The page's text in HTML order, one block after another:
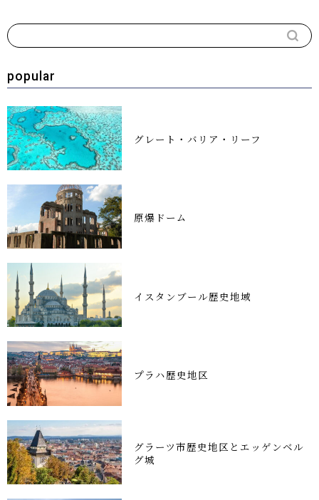
popular
グレート・バリア・リーフ
原爆ドーム
イスタンブール歴史地域
プラハ歴史地区
グラーツ市歴史地区とエッゲンベル
グ城